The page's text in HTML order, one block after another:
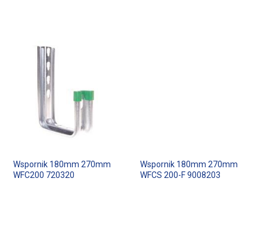
Wspornik 180mm 270mm
WFC200 720320
Wspornik 180mm 270mm
WFCS 200-F 9008203